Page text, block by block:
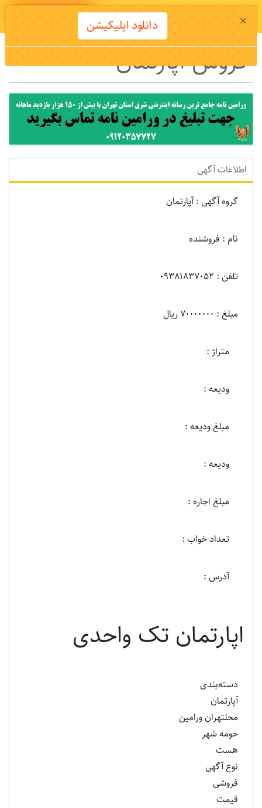
دانلود اپلیکیشن
فروش آپارتمان
اطلاعات آگهی
گروه آگهی : آپارتمان
نام : فروشنده
تلفن : 09381837052
مبلغ : 70000000 ریال
متراژ :
ودیعه :
مبلغ ودیعه :
ودیعه :
مبلغ اجاره :
تعداد خواب :
آدرس :
اپارتمان تک واحدی
دسته‌بندی
آپارتمان
محلتهران ورامین
حومه شهر
هست
نوع آگهی
فروشی
قیمت
× دانلود اپلیکیشن